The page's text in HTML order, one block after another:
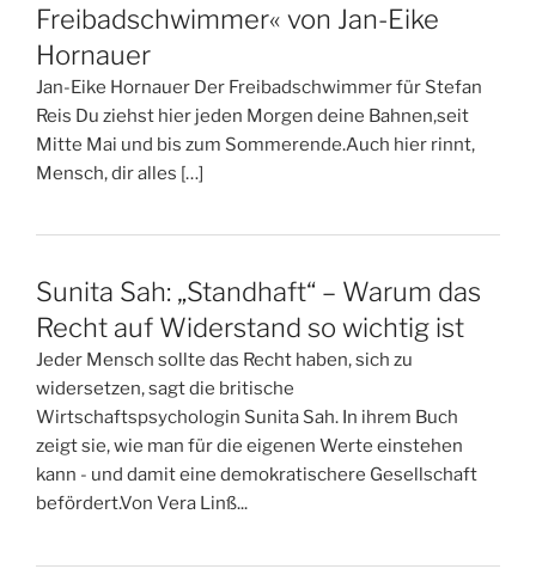
Freibadschwimmer« von Jan-Eike
Hornauer
Jan-Eike Hornauer Der Freibadschwimmer für Stefan
Reis Du ziehst hier jeden Morgen deine Bahnen,seit
Mitte Mai und bis zum Sommerende.Auch hier rinnt,
Mensch, dir alles […]
Sunita Sah: „Standhaft“ – Warum das
Recht auf Widerstand so wichtig ist
Jeder Mensch sollte das Recht haben, sich zu
widersetzen, sagt die britische
Wirtschaftspsychologin Sunita Sah. In ihrem Buch
zeigt sie, wie man für die eigenen Werte einstehen
kann - und damit eine demokratischere Gesellschaft
befördert.Von Vera Linß...